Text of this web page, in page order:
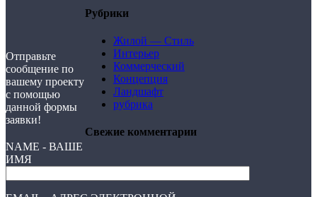
Рубрики
Жилой — Стиль
Интерьер
Коммерческий
Концепция
Ландшафт
рубрика
Свежие комментарии
Отправьте
сообщение по
вашему проекту
с помощью
данной формы
заявки!
NAME - ВАШЕ
ИМЯ